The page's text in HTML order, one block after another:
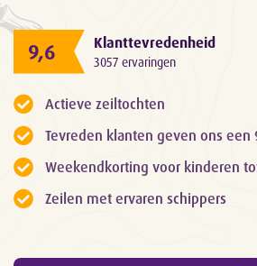
9,6 Klanttevredenheid
3057 ervaringen
Actieve zeiltochten
Tevreden klanten geven ons een
Weekendkorting voor kinderen
Zeilen met ervaren schippers